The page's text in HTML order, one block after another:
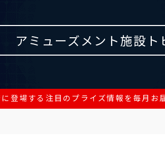
アミューズメント施設ト
登場する注目のプライズ情報を毎月お届